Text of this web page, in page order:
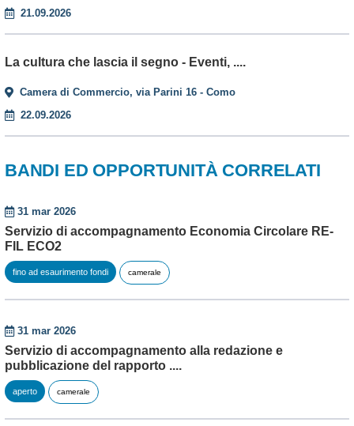
21.09.2026
La cultura che lascia il segno - Eventi, ....
Camera di Commercio, via Parini 16 - Como
22.09.2026
BANDI ED OPPORTUNITÀ CORRELATI
31 mar 2026
Servizio di accompagnamento Economia Circolare RE-
FIL ECO2
fino ad esaurimento fondi camerale
31 mar 2026
Servizio di accompagnamento alla redazione e
pubblicazione del rapporto ....
aperto camerale